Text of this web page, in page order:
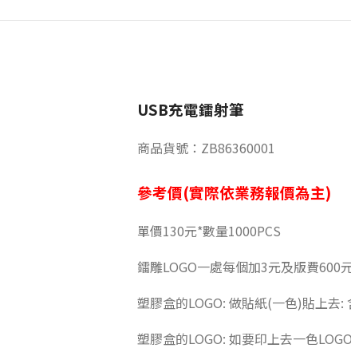
USB充電鐳射筆
商品貨號：ZB86360001
參考價(實際依業務報價為主)
單價130元*數量1000PCS
鐳雕LOGO一處每個加3元及版費600
塑膠盒的LOGO: 做貼紙(一色)貼上去
塑膠盒的LOGO: 如要印上去一色